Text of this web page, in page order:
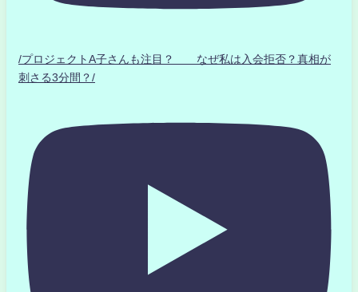
/プロジェクトA子さんも注目？ なぜ私は入会拒否？真相が
刺さる3分間？/